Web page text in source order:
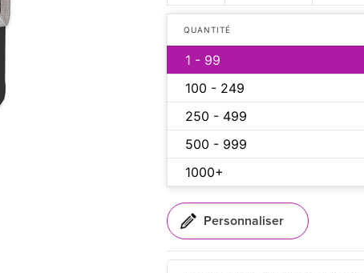
QUANTITÉ
1 - 99
100 - 249
250 - 499
500 - 999
1000+